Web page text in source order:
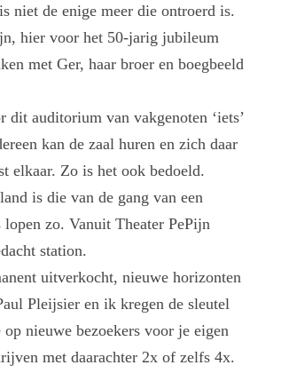
niet de enige meer die ontroerd is.
hier voor het 50-jarig jubileum
met Ger, haar broer en boegbeeld
dit auditorium van vakgenoten ‘iets’
kan de zaal huren en zich daar
elkaar. Zo is het ook bedoeld.
is die van de gang van een
zo. Vanuit Theater PePijn
station.
uitverkocht, nieuwe horizonten
Pleijsier en ik kregen de sleutel
nieuwe bezoekers voor je eigen
met daarachter 2x of zelfs 4x.